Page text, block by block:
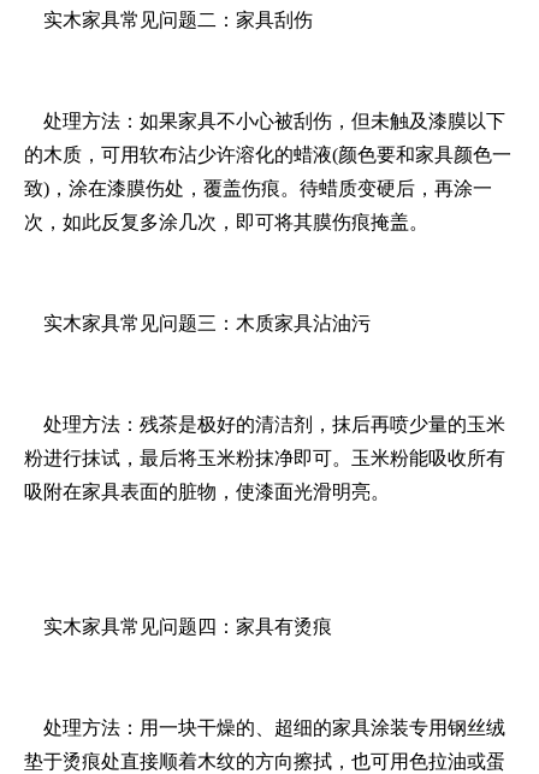
实木家具常见问题二：家具刮伤
处理方法：如果家具不小心被刮伤，但未触及漆膜以下
的木质，可用软布沾少许溶化的蜡液(颜色要和家具颜色一
致)，涂在漆膜伤处，覆盖伤痕。待蜡质变硬后，再涂一
次，如此反复多涂几次，即可将其膜伤痕掩盖。
实木家具常见问题三：木质家具沾油污
处理方法：残茶是极好的清洁剂，抹后再喷少量的玉米
粉进行抹试，最后将玉米粉抹净即可。玉米粉能吸收所有
吸附在家具表面的脏物，使漆面光滑明亮。
实木家具常见问题四：家具有烫痕
处理方法：用一块干燥的、超细的家具涂装专用钢丝绒
垫于烫痕处直接顺着木纹的方向擦拭，也可用色拉油或蛋